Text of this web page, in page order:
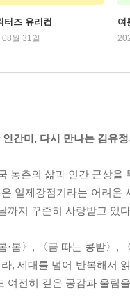
터즈 유리컵
월 31일
여
간미, 다시 만나는 김유
농촌의 삶과 인간 군상
일제강점기라는 어려
까지 꾸준히 사랑받고 있
·봄〉, 〈금 따는 콩밭〉,
, 세대를 넘어 반복해서
여전히 깊은 공감과 울림